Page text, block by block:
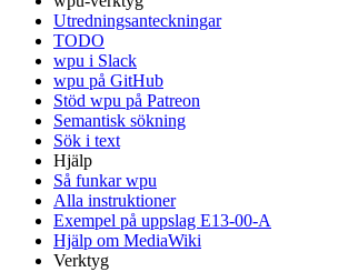
Utredningsanteckningar
TODO
wpu i Slack
wpu på GitHub
Stöd wpu på Patreon
Semantisk sökning
Sök i text
Hjälp
Så funkar wpu
Alla instruktioner
Exempel på uppslag E13-00-A
Hjälp om MediaWiki
Verktyg